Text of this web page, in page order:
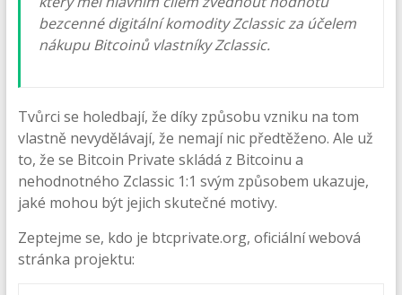
bezcenné digitální komodity Zclassic za účelem
nákupu Bitcoinů vlastníky Zclassic.
Tvůrci se holedbají, že díky způsobu vzniku na tom
vlastně nevydělávají, že nemají nic předtěženo. Ale už
to, že se Bitcoin Private skládá z Bitcoinu a
nehodnotného Zclassic 1:1 svým způsobem ukazuje,
jaké mohou být jejich skutečné motivy.
Zeptejme se, kdo je btcprivate.org, oficiální webová
stránka projektu: